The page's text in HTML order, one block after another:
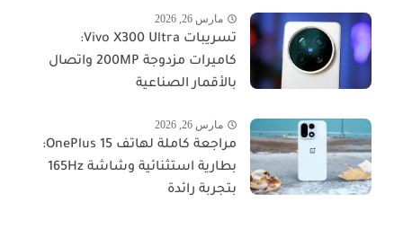
مارس 26, 2026
تسريبات Vivo X300 Ultra:
كاميرات مزدوجة 200MP واتصال
بالأقمار الصناعية
مارس 26, 2026
مراجعة كاملة لهاتف OnePlus 15:
بطارية استثنائية وشاشة 165Hz
بتجربة رائدة